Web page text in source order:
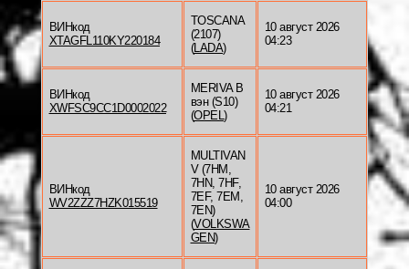
ВИНкод
XTAGFL110KY220184
TOSCANA
(2107)
(LADA)
10 август 2026
04:23
ВИНкод
XWFSC9CC1D0002022
MERIVA B
вэн (S10)
(OPEL )
10 август 2026
04:21
ВИНкод
WV2ZZZ7HZK015519
MULTIVAN
V (7HM,
7HN, 7HF,
7EF, 7EM,
7EN)
(VOLKSWA
GEN)
10 август 2026
04:00